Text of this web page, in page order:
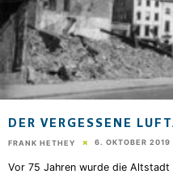
DER VERGESSENE
FRANK HETHEY 6. OKTOBER 2019
Vor 75 Jahren wurde die